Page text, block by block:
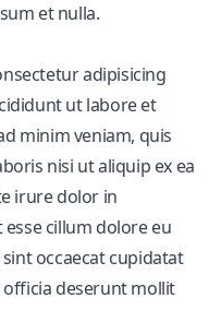
et nulla.
adipisicing
ut labore et
minim veniam, quis
nisi ut aliquip ex ea
irure dolor in
cillum dolore eu
occaecat cupidatat
deserunt mollit